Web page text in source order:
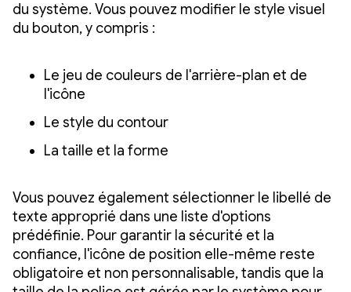
du système. Vous pouvez modifier le style visuel
du bouton, y compris :
Le jeu de couleurs de l'arrière-plan et de
l'icône
Le style du contour
La taille et la forme
Vous pouvez également sélectionner le libellé de
texte approprié dans une liste d'options
prédéfinie. Pour garantir la sécurité et la
confiance, l'icône de position elle-même reste
obligatoire et non personnalisable, tandis que la